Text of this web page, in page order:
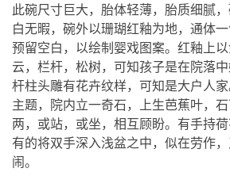
此碗尺寸巨大，胎体轻薄，胎质细腻
白无暇，碗外以珊瑚红釉为地，通体
预留空白，以绘制婴戏图案。红釉上
云，栏杆，松树，可知孩子是在院落
杆柱头雕有花卉纹样，可知是大户人
主题，院内立一奇石，上生芭蕉叶，
两，或站，或坐，相互顾盼。有手持
有的将双手深入浅盆之中，似在劳作
闹。